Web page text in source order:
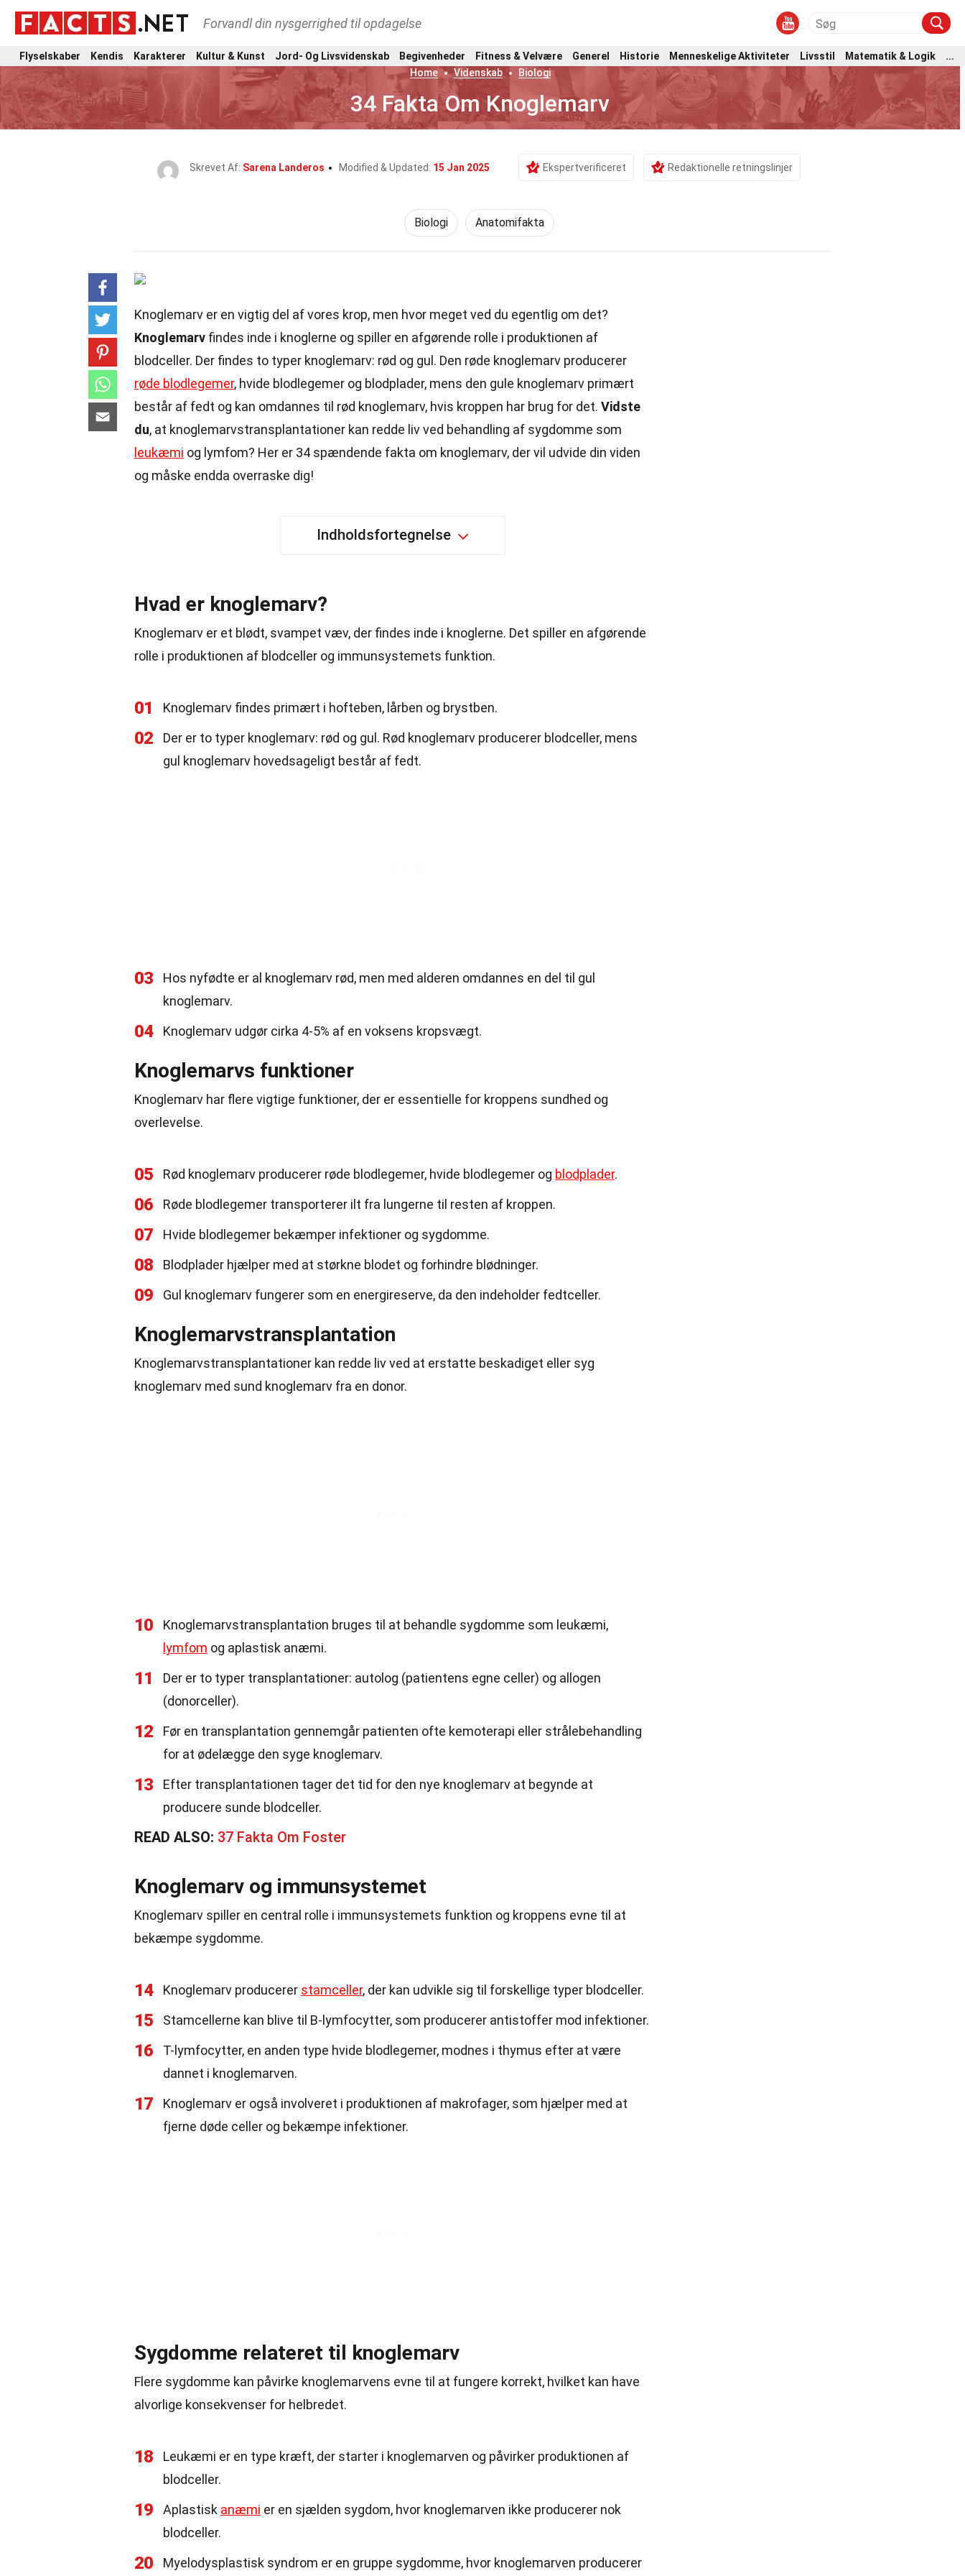
Forvandl din nysgerrighed til opdagelse
Flyselskaber Kendis Karakterer Kultur & Kunst Jord- Og Livsvidenskab Begivenheder Fitness & Velvære Generel Historie Menneskelige Aktiviteter Livsstil Matematik & Logik
...
Home
Videnskab Biologi
34 Fakta Om Knoglemarv
Skrevet Af: Sarena Landeros Modified & Updated: 15 Jan 2025 Ekspertverificeret Redaktionelle retningslinjer
Biologi Anatomifakta
Knoglemarv er en vigtig del af vores krop, men hvor meget ved du egentlig om det?
Knoglemarv findes inde i knoglerne og spiller en afgørende rolle i produktionen af
blodceller. Der findes to typer knoglemarv: rød og gul. Den røde knoglemarv producerer
røde blodlegemer, hvide blodlegemer og blodplader, mens den gule knoglemarv primært
består af fedt og kan omdannes til rød knoglemarv, hvis kroppen har brug for det. Vidste
du, at knoglemarvstransplantationer kan redde liv ved behandling af sygdomme som
leukæmi og lymfom? Her er 34 spændende fakta om knoglemarv, der vil udvide din viden
og måske endda overraske dig!
Indholdsfortegnelse
Hvad er knoglemarv?
Knoglemarv er et blødt, svampet væv, der findes inde i knoglerne. Det spiller en afgørende
rolle i produktionen af blodceller og immunsystemets funktion.
01 Knoglemarv findes primært i hofteben, lårben og brystben.
02
Der er to typer knoglemarv: rød og gul. Rød knoglemarv producerer blodceller, mens
gul knoglemarv hovedsageligt består af fedt.
03
Hos nyfødte er al knoglemarv rød, men med alderen omdannes en del til gul
knoglemarv.
04 Knoglemarv udgør cirka 4-5% af en voksens kropsvægt.
Knoglemarvs funktioner
Knoglemarv har flere vigtige funktioner, der er essentielle for kroppens sundhed og
overlevelse.
05 Rød knoglemarv producerer røde blodlegemer, hvide blodlegemer og blodplader.
06 Røde blodlegemer transporterer ilt fra lungerne til resten af kroppen.
07 Hvide blodlegemer bekæmper infektioner og sygdomme.
08 Blodplader hjælper med at størkne blodet og forhindre blødninger.
09 Gul knoglemarv fungerer som en energireserve, da den indeholder fedtceller.
Knoglemarvstransplantation
Knoglemarvstransplantationer kan redde liv ved at erstatte beskadiget eller syg
knoglemarv med sund knoglemarv fra en donor.
10
Knoglemarvstransplantation bruges til at behandle sygdomme som leukæmi,
lymfom og aplastisk anæmi.
11
Der er to typer transplantationer: autolog (patientens egne celler) og allogen
(donorceller).
12
Før en transplantation gennemgår patienten ofte kemoterapi eller strålebehandling
for at ødelægge den syge knoglemarv.
13
Efter transplantationen tager det tid for den nye knoglemarv at begynde at
producere sunde blodceller.
READ ALSO: 37 Fakta Om Foster
Knoglemarv og immunsystemet
Knoglemarv spiller en central rolle i immunsystemets funktion og kroppens evne til at
bekæmpe sygdomme.
14 Knoglemarv producerer stamceller, der kan udvikle sig til forskellige typer blodceller.
15 Stamcellerne kan blive til B-lymfocytter, som producerer antistoffer mod infektioner.
16
T-lymfocytter, en anden type hvide blodlegemer, modnes i thymus efter at være
dannet i knoglemarven.
17
Knoglemarv er også involveret i produktionen af makrofager, som hjælper med at
fjerne døde celler og bekæmpe infektioner.
Sygdomme relateret til knoglemarv
Flere sygdomme kan påvirke knoglemarvens evne til at fungere korrekt, hvilket kan have
alvorlige konsekvenser for helbredet.
18
Leukæmi er en type kræft, der starter i knoglemarven og påvirker produktionen af
blodceller.
19 Aplastisk anæmi er en sjælden sygdom, hvor knoglemarven ikke producerer nok
blodceller.
20 Myelodysplastisk syndrom er en gruppe sygdomme, hvor knoglemarven producerer